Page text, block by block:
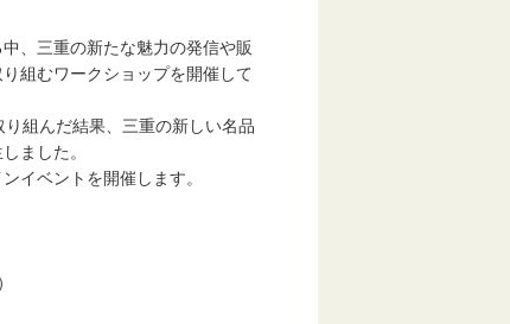
、三重の新たな魅力の発信や販
組むワークショップを開催して
組んだ結果、三重の新しい名品
ました。
イベントを開催します。
市）